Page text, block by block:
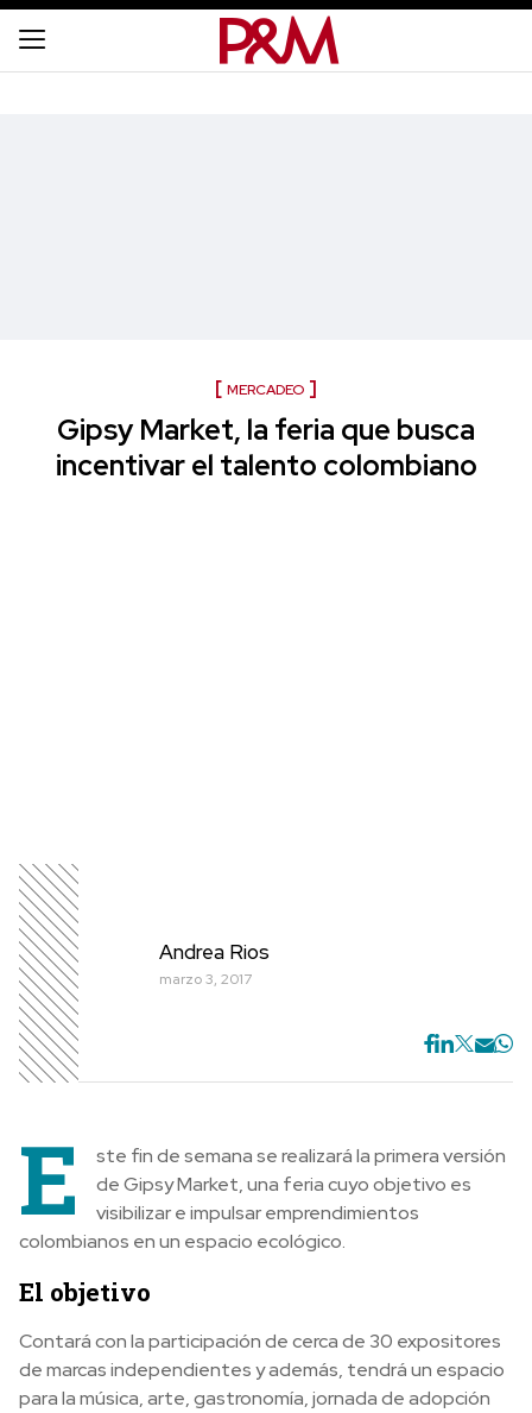
MERCADEO
Gipsy Market, la feria que busca
incentivar el talento colombiano
Andrea Rios
marzo 3, 2017
E
ste fin de semana se realizará la primera versión
de Gipsy Market, una feria cuyo objetivo es
visibilizar e impulsar emprendimientos
colombianos en un espacio ecológico.
El objetivo
Contará con la participación de cerca de 30 expositores
de marcas independientes y además, tendrá un espacio
para la música, arte, gastronomía, jornada de adopción